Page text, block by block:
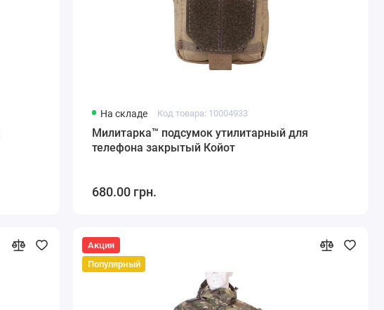
На складе Код товара: 10004933
Милитарка™ подсумок утилитарный для
телефона закрытый Койот
680.00 грн.
Акция
Популярный